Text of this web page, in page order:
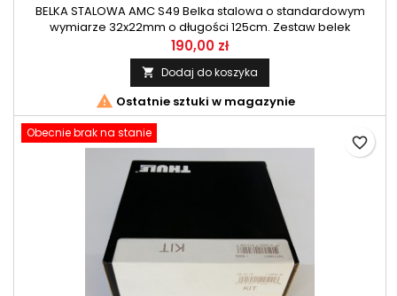
BELKA STALOWA AMC S49 Belka stalowa o standardowym
wymiarze 32x22mm o długości 125cm. Zestaw belek
przeznaczony do systemu AMC firmy Mont Blanc.
190,00 zł
 Dodaj do koszyka
 Ostatnie sztuki w magazynie
Obecnie brak na stanie
favorite_border